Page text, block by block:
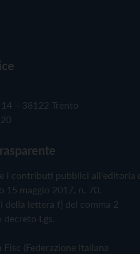
– 38122 Trento
i contributi pubblici all'editoria
15 maggio 2017, n. 70.
della lettera f) del comma 2
decreto Lgs.
(Federazione Italiana